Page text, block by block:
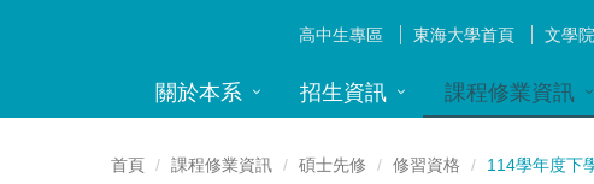
高中生專區 東海大學首頁 文學院
關於本系 招生資訊 課程修業資訊
首頁 課程修業資訊 碩士先修 修習資格 114學年度下